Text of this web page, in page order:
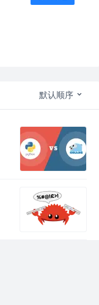
默认顺序